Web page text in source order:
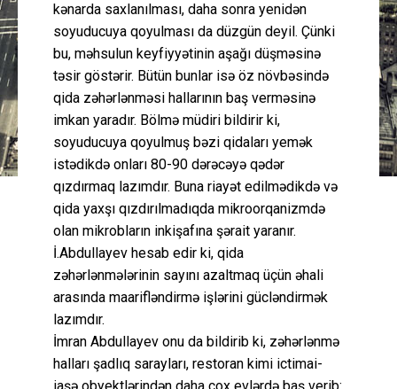
kənarda saxlanılması, daha sonra yenidən
soyuducuya qoyulması da düzgün deyil. Çünki
bu, məhsulun keyfiyyətinin aşağı düşməsinə
təsir göstərir. Bütün bunlar isə öz növbəsində
qida zəhərlənməsi hallarının baş verməsinə
imkan yaradır. Bölmə müdiri bildirir ki,
soyuducuya qoyulmuş bəzi qidaları yemək
istədikdə onları 80-90 dərəcəyə qədər
qızdırmaq lazımdır. Buna riayət edilmədikdə və
qida yaxşı qızdırılmadıqda mikroorqanizmdə
olan mikrobların inkişafına şərait yaranır.
İ.Abdullayev hesab edir ki, qida
zəhərlənmələrinin sayını azaltmaq üçün əhali
arasında maarifləndirmə işlərini gücləndirmək
lazımdır.
İmran Abdullayev onu da bildirib ki, zəhərlənmə
halları şadlıq sarayları, restoran kimi ictimai-